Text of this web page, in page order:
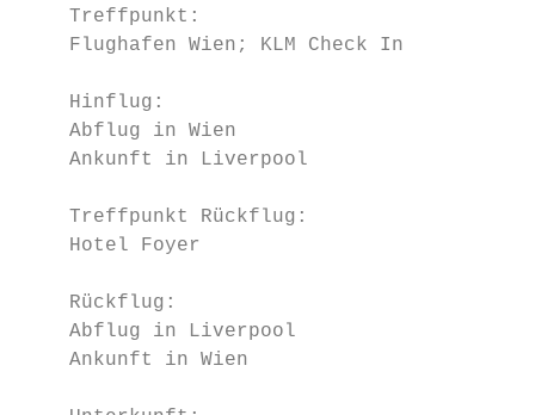
    Treffpunkt:
Flughafen Wien; KLM Check In
    Hinflug:
Abflug in Wien
Ankunft in Liverpool
    Treffpunkt Rückflug:
Hotel Foyer
    Rückflug:
Abflug in Liverpool
Ankunft in Wien